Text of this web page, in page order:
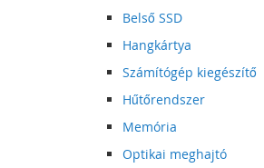
Belső SSD
Hangkártya
Számítógép kiegészítő
Hűtőrendszer
Memória
Optikai meghajtó